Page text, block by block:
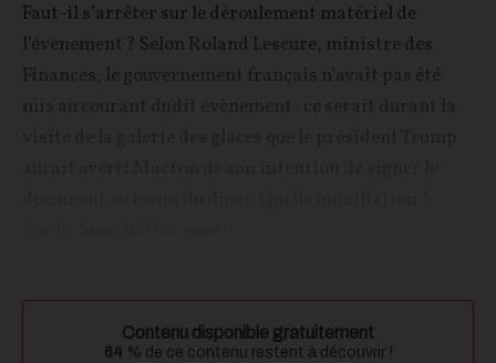
Faut-il s’arrêter sur le déroulement matériel de
l’évènement ? Selon Roland Lescure, ministre des
Contenu disponible gratuitement
64 % de ce contenu restent à découvrir !